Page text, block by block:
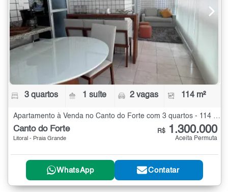
3 quartos 1 suíte 2 vagas 114 m²
Apartamento à Venda no Canto do Forte com 3 quartos - 114 m²
Canto do Forte
Litoral - Praia Grande
R$ 1.300.000
Aceita Permuta
WhatsApp Contatar